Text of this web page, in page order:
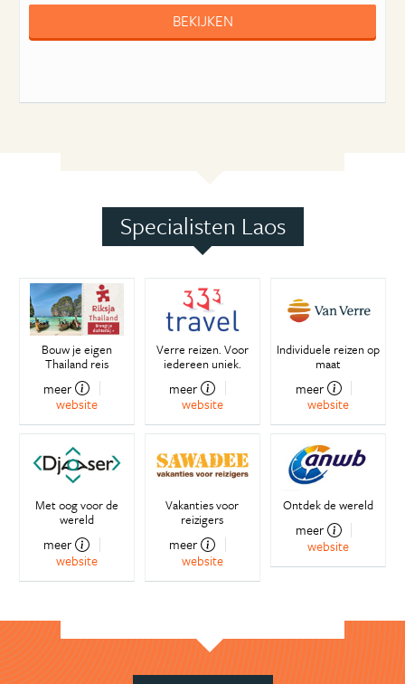
BEKIJKEN
Specialisten Laos
Bouw je eigen
Thailand reis
meer
website
Verre reizen. Voor
iedereen uniek.
meer
website
Individuele reizen op
maat
meer
website
Met oog voor de
wereld
meer
website
Vakanties voor
reizigers
meer
website
Ontdek de wereld
meer
website